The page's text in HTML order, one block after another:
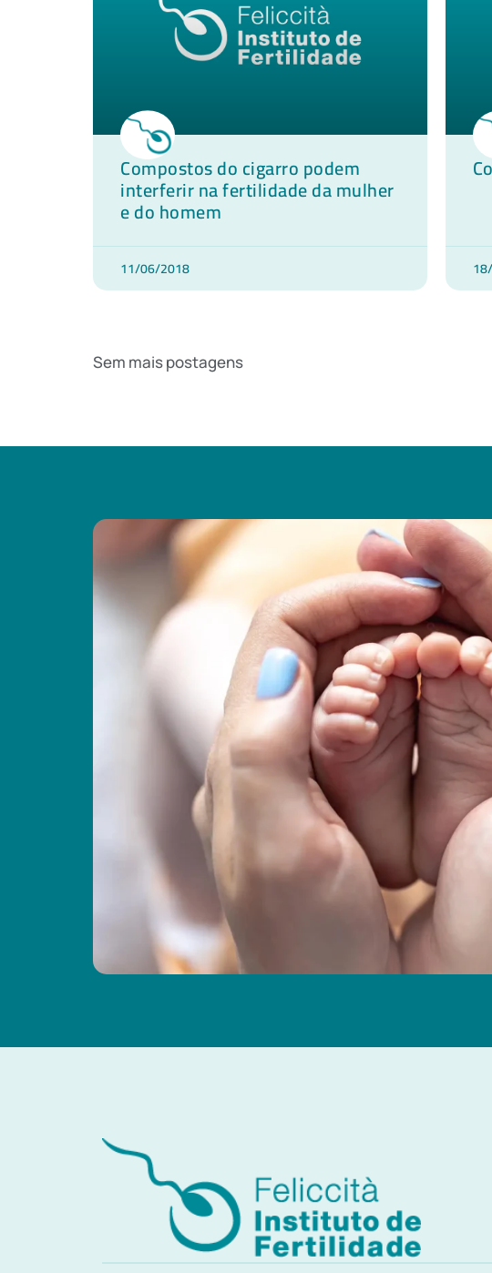
Compostos do cigarro podem
interferir na fertilidade da mulher
e do homem
11/06/2018
Sem mais postagens